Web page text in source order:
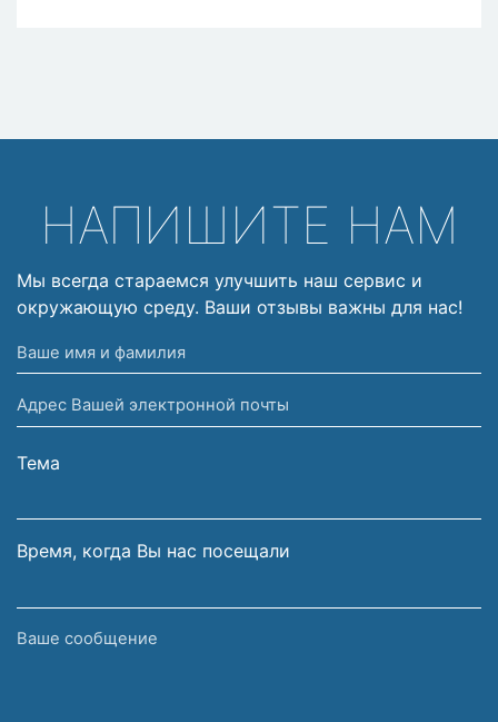
НАПИШИТЕ НАМ
Мы всегда стараемся улучшить наш сервис и
окружающую среду. Ваши отзывы важны для нас!
Ваше
имя
и
фамилия
Адрес
Вашей
электронной
Тема
Время, когда Вы нас посещали
Ваше